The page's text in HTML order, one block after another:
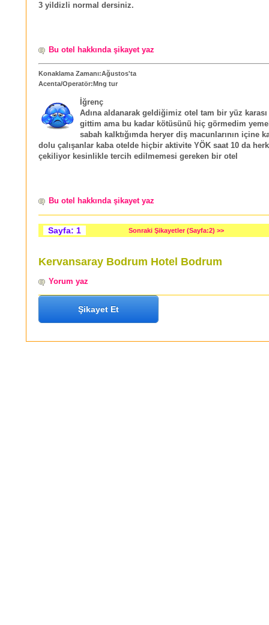
3 yildizli normal dersiniz.
Bu otel hakkında şikayet yaz
Konaklama Zamanı:Ağustos'ta
Acenta/Operatör:Mng tur
İğrenç
Adına aldanarak geldiğimiz otel tam bir yüz
gittim ama bu kadar kötüsünü hiç görmedim
sabah kalktığımda heryer diş macunlarının içine
dolu çalışanlar kaba otelde hiçbir aktivite YÖK saat 10 da
çekiliyor kesinlikle tercih edilmemesi gereken bir otel
Bu otel hakkında şikayet yaz
Sayfa: 1 Sonraki Şikayetler (Sayfa:2) >>
Kervansaray Bodrum Hotel Bodrum
Yorum yaz
Şikayet Et